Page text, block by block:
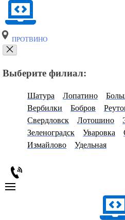
ПРОТВИНО
Выберите филиал:
Шатура Лопатино
Вербилки
Бобров
Свердловск
Лотошино
Зеленоградск
Уваровка
Измайлово
Удельная